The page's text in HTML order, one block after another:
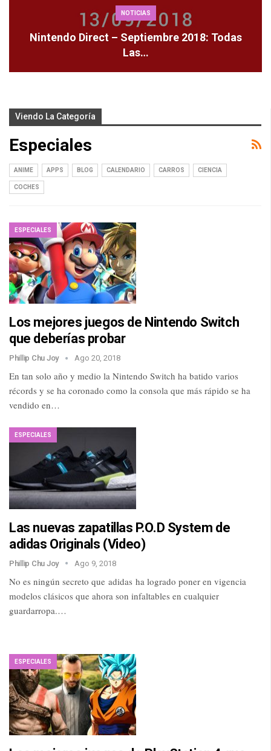
NOTICIAS
Nintendo Direct – Septiembre 2018: Todas
Las…
Viendo La Categoría
Especiales
ANIME APPS BLOG CALENDARIO CARROS CIENCIA
COCHES
ESPECIALES
Los mejores juegos de Nintendo Switch
que deberías probar
Phillip Chu Joy Ago 20, 2018
En tan solo año y medio la Nintendo Switch ha batido varios
récords y se ha coronado como la consola que más rápido se ha
vendido en…
ESPECIALES
Las nuevas zapatillas P.O.D System de
adidas Originals (Video)
Phillip Chu Joy Ago 9, 2018
No es ningún secreto que adidas ha logrado poner en vigencia
modelos clásicos que ahora son infaltables en cualquier
guardarropa.…
ESPECIALES